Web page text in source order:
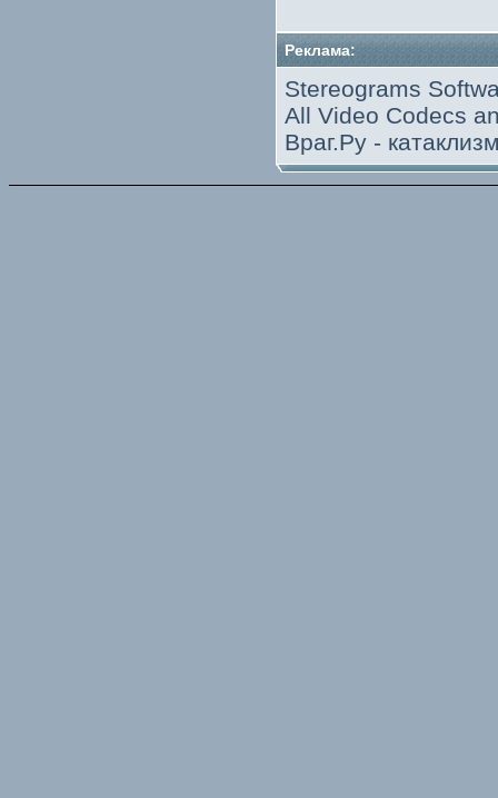
Реклама:
Stereograms
All Video Codecs
Враг.Ру -